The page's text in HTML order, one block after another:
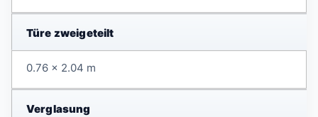
Türe zweigeteilt
0.76 x 2.04 m
Verglasung